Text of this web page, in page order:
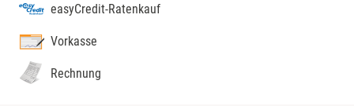
easyCredit-Ratenkauf
Vorkasse
Rechnung